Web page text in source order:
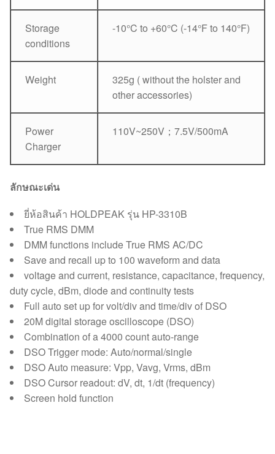
Storage
conditions
-10°C to +60°C (-14°F to 140°F)
Weight
325g ( without the holster and
other accessories)
Power
Charger
110V~250V；7.5V/500mA
ลักษณะเด่น
ยี่ห้อสินค้า HOLDPEAK รุ่น HP-3310B
True RMS DMM
DMM functions include True RMS AC/DC
Save and recall up to 100 waveform and data
voltage and current, resistance, capacitance, frequency,
duty cycle, dBm, diode and continuity tests
Full auto set up for volt/div and time/div of DSO
20M digital storage oscilloscope (DSO)
Combination of a 4000 count auto-range
DSO Trigger mode: Auto/normal/single
DSO Auto measure: Vpp, Vavg, Vrms, dBm
DSO Cursor readout: dV, dt, 1/dt (frequency)
Screen hold function